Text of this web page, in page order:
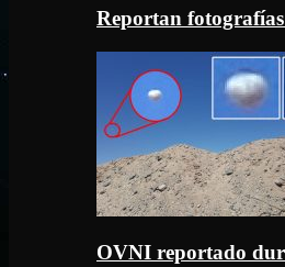
Reportan
OVNI reportado